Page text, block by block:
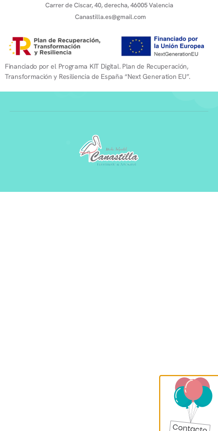
Carrer de Ciscar, 40, derecha, 46005 Valencia
Canastilla.es@gmail.com
Financiado por el Programa KIT Digital. Plan de Recuperación,
Transformación y Resiliencia de España “Next Generation EU”.